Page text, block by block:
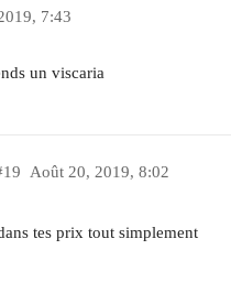
7:43
un viscaria
Août 20, 2019, 8:02
tes prix tout simplement